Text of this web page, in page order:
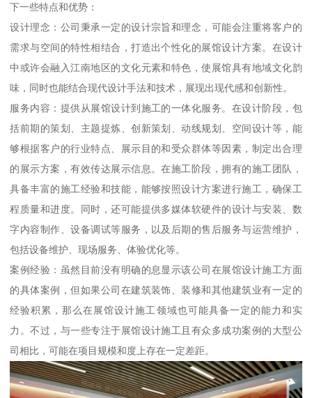
下一些特点和优势：
设计理念：公司秉承一定的设计宗旨和理念，可能会注重将客户的
需求与空间的特性相结合，打造出个性化的展馆设计方案。在设计
中或许会融入江南地区的文化元素和特色，使展馆具有地域文化韵
味，同时也能结合现代设计手法和技术，展现出现代感和创新性。
服务内容：提供从展馆设计到施工的一体化服务。在设计阶段，包
括前期的策划、主题提炼、创新策划、动线规划、空间设计等，能
够根据客户的行业特点、展示目的和受众群体等因素，制定出合理
的展示方案，有效传达展示信息。在施工阶段，拥有的施工团队，
具备丰富的施工经验和技能，能够按照设计方案进行施工，确保工
程质量和进度。同时，还可能提供多媒体软硬件的设计与安装、数
字内容制作、设备调试等服务，以及后期的售后服务与运营维护，
包括设备维护、现场服务、体验优化等。
案例经验：虽然目前没有明确的息显示该公司在展馆设计施工方面
的具体案例，但如果公司在建筑装饰、装修和其他建筑业有一定的
经验积累，那么在展馆设计施工领域也可能具备一定的能力和实
力。不过，与一些专注于展馆设计施工且有众多成功案例的大型公
司相比，可能在项目规模和度上存在一定差距。